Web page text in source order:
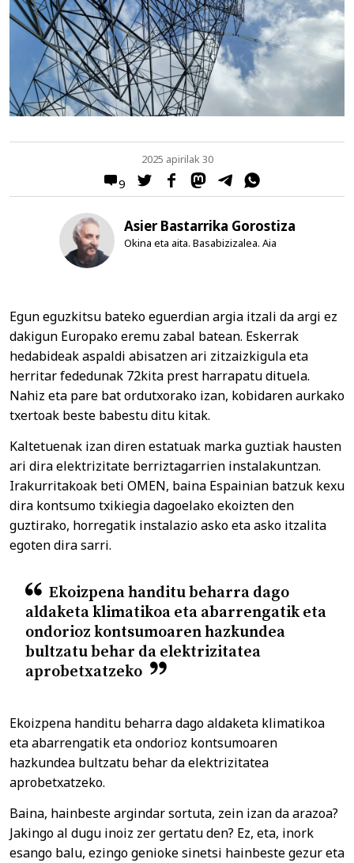
9
2025 apirilak 30
Asier Bastarrika Gorostiza
Okina eta aita. Basabizizalea. Aia
Egun eguzkitsu bateko eguerdian argia itzali da argi ez
dakigun Europako eremu zabal batean. Eskerrak
hedabideak aspaldi abisatzen ari zitzaizkigula eta
herritar fededunak 72kita prest harrapatu dituela.
Nahiz eta pare bat ordutxorako izan, kobidaren aurkako
txertoak beste babestu ditu kitak.
Kaltetuenak izan diren estatuak marka guztiak hausten
ari dira elektrizitate berriztagarrien instalakuntzan.
Irakurritakoak beti OMEN, baina Espainian batzuk kexu
dira kontsumo txikiegia dagoelako ekoizten den
guztirako, horregatik instalazio asko eta asko itzalita
egoten dira sarri.
Ekoizpena handitu beharra dago
aldaketa klimatikoa eta abarrengatik eta
ondorioz kontsumoaren hazkundea
bultzatu behar da elektrizitatea
aprobetxatzeko
Ekoizpena handitu beharra dago aldaketa klimatikoa
eta abarrengatik eta ondorioz kontsumoaren
hazkundea bultzatu behar da elektrizitatea
aprobetxatzeko.
Baina, hainbeste argindar sortuta, zein izan da arazoa?
Jakingo al dugu inoiz zer gertatu den? Ez, eta, inork
esango balu, ezingo genioke sinetsi hainbeste gezur eta